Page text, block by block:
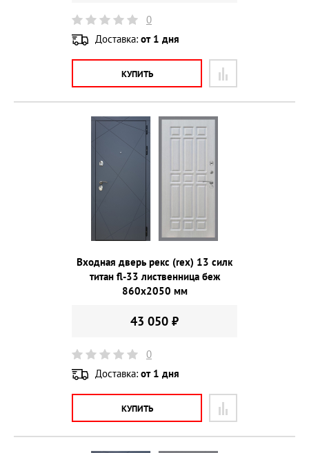
0
Доставка: от 1 дня
КУПИТЬ
Входная дверь рекс (rex) 13 силк
титан fl-33 лиственница беж
860х2050 мм
43 050 ₽
0
Доставка: от 1 дня
КУПИТЬ